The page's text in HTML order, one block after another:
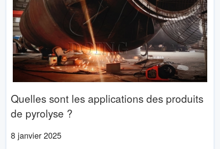
Quelles sont les applications des produits
de pyrolyse ?
8 janvier 2025